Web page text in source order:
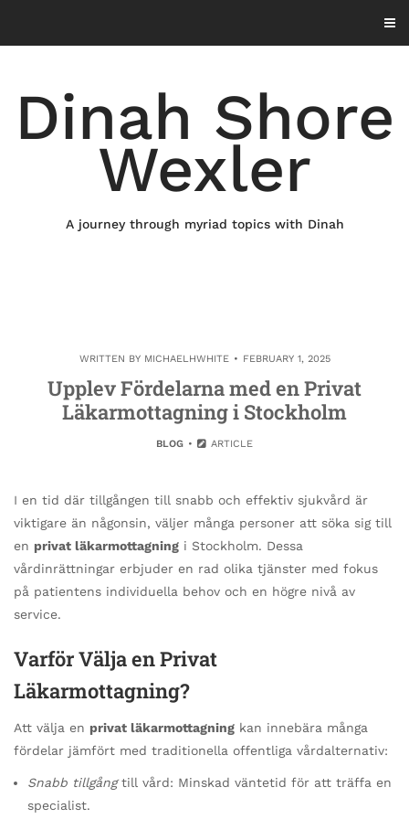
content
Dinah Shore
Wexler
A journey through myriad topics with Dinah
WRITTEN BY MICHAELHWHITE FEBRUARY 1, 2025
Upplev Fördelarna med en Privat
Läkarmottagning i Stockholm
BLOG ARTICLE
I en tid där tillgången till snabb och effektiv sjukvård är
viktigare än någonsin, väljer många personer att söka sig till
en privat läkarmottagning i Stockholm. Dessa
vårdinrättningar erbjuder en rad olika tjänster med fokus
på patientens individuella behov och en högre nivå av
service.
Varför Välja en Privat
Läkarmottagning?
Att välja en privat läkarmottagning kan innebära många
fördelar jämfört med traditionella offentliga vårdalternativ:
Snabb tillgångtill vård: Minskad väntetid för att träffa en
specialist.